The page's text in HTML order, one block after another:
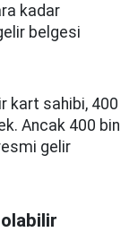
kadar
belgesi
kart sahibi, 400
Ancak 400 bin
gelir